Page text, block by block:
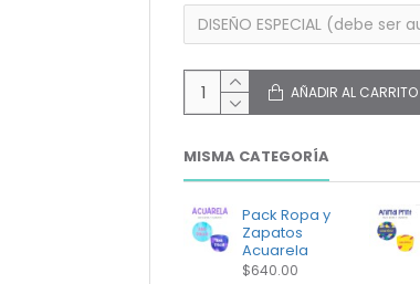
AÑADIR AL CARRITO
MISMA CATEGORÍA
Pack Ropa y
Zapatos
Acuarela
$640.00